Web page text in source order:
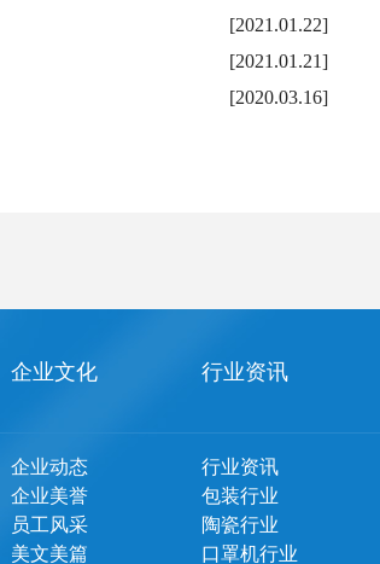
[2021.01.22]
[2021.01.21]
[2020.03.16]
企业文化 行业资讯
企业动态
企业美誉
员工风采
美文美篇
行业资讯
包装行业
陶瓷行业
口罩机行业